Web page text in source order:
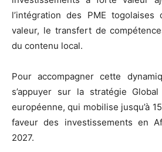
l’intégration des PME
valeur, le transfert de
du contenu local.
Pour accompagner cette
s’appuyer sur la stratégie
européenne, qui mobilise jusqu’à
faveur des investissements en
2027.